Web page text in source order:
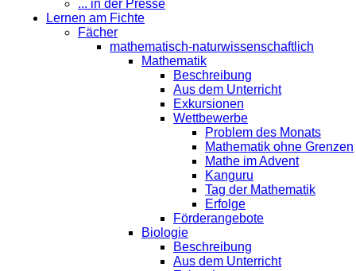
... in der Presse
Lernen am Fichte
Fächer
mathematisch-naturwissenschaftlich
Mathematik
Beschreibung
Aus dem Unterricht
Exkursionen
Wettbewerbe
Problem des Monats
Mathematik ohne Grenzen
Mathe im Advent
Kanguru
Tag der Mathematik
Erfolge
Förderangebote
Biologie
Beschreibung
Aus dem Unterricht